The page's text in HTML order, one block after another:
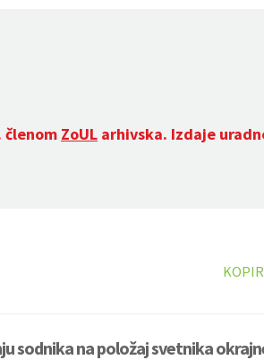
členom ZoUL arhivska. Izdaje
sodnika na položaj svetnika